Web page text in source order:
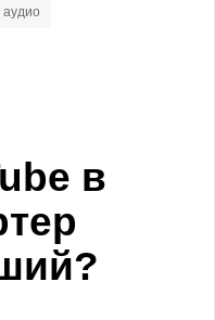
аудио
в